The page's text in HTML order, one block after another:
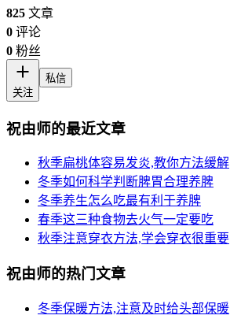
825 文章
0 评论
0 粉丝
关注
私信
祝由师的最近文章
秋季扁桃体容易发炎,教你方法缓解
冬季如何科学判断脾胃合理养脾
冬季养生怎么吃最有利于养脾
春季这三种食物去火气一定要吃
秋季注意穿衣方法,学会穿衣很重要
祝由师的热门文章
冬季保暖方法,注意及时给头部保暖